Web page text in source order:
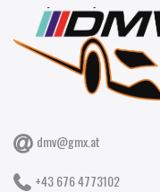
dmv@gmx.at
+43 676 4773102